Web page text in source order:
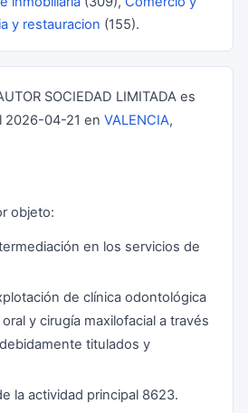
y restauracion (155).
SOCIEDAD LIMITADA es
2026-04-21 en VALENCIA,
objeto:
en los servicios de
de clínica odontológica
y cirugía maxilofacial a través
titulados y
la actividad principal 8623.